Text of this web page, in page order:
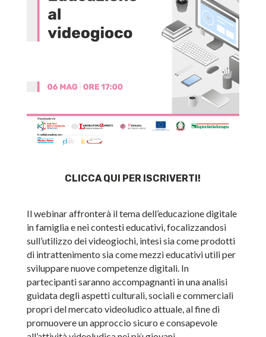
CLICCA QUI PER ISCRIVERTI!
Il webinar affronterà il tema dell’educazione digitale
in famiglia e nei contesti educativi, focalizzandosi
sull’utilizzo dei videogiochi, intesi sia come prodotti
di intrattenimento sia come mezzi educativi utili per
sviluppare nuove competenze digitali. In
partecipanti saranno accompagnanti in una analisi
guidata degli aspetti culturali, sociali e commerciali
propri del mercato videoludico attuale, al fine di
promuovere un approccio sicuro e consapevole